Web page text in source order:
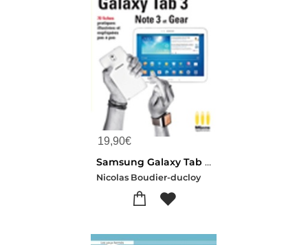
19,90€
Samsung Galaxy Tab 3 ; Samsung Galaxy Note 3 ; Galaxy Gear
Nicolas Boudier-ducloy